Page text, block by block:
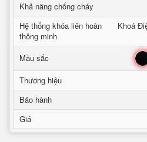
Khả năng chống cháy
Hệ thống khóa liên hoàn
thông minh
Khoá
Mầu sắc
Thương hiệu
Bảo hành
Giá